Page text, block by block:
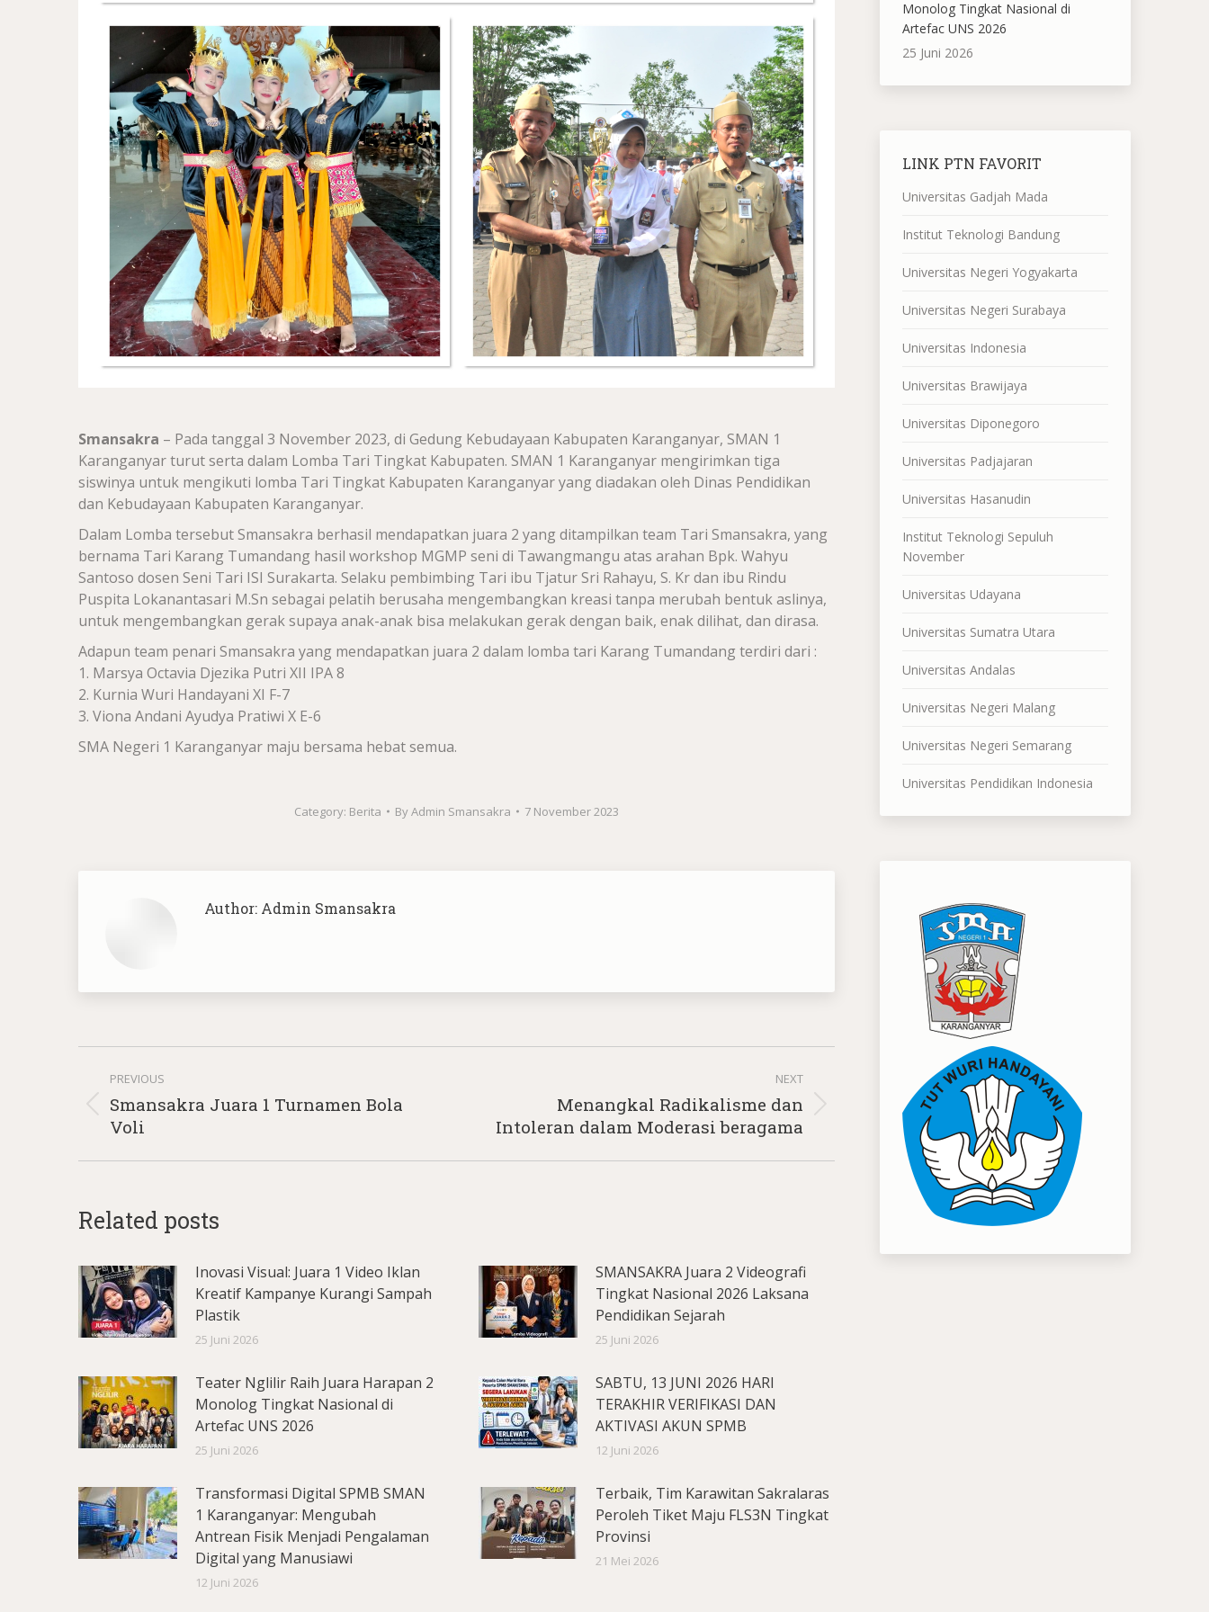
Smansakra – Pada tanggal 3 November 2023, di Gedung Kebudayaan Kabupaten Karanganyar, SMAN 1
Karanganyar turut serta dalam Lomba Tari Tingkat Kabupaten. SMAN 1 Karanganyar mengirimkan tiga
siswinya untuk mengikuti lomba Tari Tingkat Kabupaten Karanganyar yang diadakan oleh Dinas Pendidikan
dan Kebudayaan Kabupaten Karanganyar.
Dalam Lomba tersebut Smansakra berhasil mendapatkan juara 2 yang ditampilkan team Tari Smansakra, yang
bernama Tari Karang Tumandang hasil workshop MGMP seni di Tawangmangu atas arahan Bpk. Wahyu
Santoso dosen Seni Tari ISI Surakarta. Selaku pembimbing Tari ibu Tjatur Sri Rahayu, S. Kr dan ibu Rindu
Puspita Lokanantasari M.Sn sebagai pelatih berusaha mengembangkan kreasi tanpa merubah bentuk aslinya,
untuk mengembangkan gerak supaya anak-anak bisa melakukan gerak dengan baik, enak dilihat, dan dirasa.
Adapun team penari Smansakra yang mendapatkan juara 2 dalam lomba tari Karang Tumandang terdiri dari :
1. Marsya Octavia Djezika Putri XII IPA 8
2. Kurnia Wuri Handayani XI F-7
3. Viona Andani Ayudya Pratiwi X E-6
SMA Negeri 1 Karanganyar maju bersama hebat semua.
Category: Berita ByAdmin Smansakra 7 November 2023
Author: Admin Smansakra
navigation
PREVIOUS
Previous
post:
Smansakra Juara 1 Turnamen Bola
Voli
NEXT
post:
Menangkal Radikalisme dan
Intoleran dalam Moderasi beragama
Related posts
Inovasi Visual: Juara 1 Video Iklan
Kreatif Kampanye Kurangi Sampah
Plastik
25 Juni 2026
SMANSAKRA Juara 2 Videografi
Tingkat Nasional 2026 Laksana
Pendidikan Sejarah
25 Juni 2026
Teater Nglilir Raih Juara Harapan 2
Monolog Tingkat Nasional di
Artefac UNS 2026
25 Juni 2026
SABTU, 13 JUNI 2026 HARI
TERAKHIR VERIFIKASI DAN
AKTIVASI AKUN SPMB
12 Juni 2026
Transformasi Digital SPMB SMAN
1 Karanganyar: Mengubah
Antrean Fisik Menjadi Pengalaman
Digital yang Manusiawi
12 Juni 2026
Terbaik, Tim Karawitan Sakralaras
Peroleh Tiket Maju FLS3N Tingkat
Provinsi
21 Mei 2026
Monolog Tingkat Nasional di
Artefac UNS 2026
25 Juni 2026
LINK PTN FAVORIT
Universitas Gadjah Mada
Institut Teknologi Bandung
Universitas Negeri Yogyakarta
Universitas Negeri Surabaya
Universitas Indonesia
Universitas Brawijaya
Universitas Diponegoro
Universitas Padjajaran
Universitas Hasanudin
Institut Teknologi Sepuluh
November
Universitas Udayana
Universitas Sumatra Utara
Universitas Andalas
Universitas Negeri Malang
Universitas Negeri Semarang
Universitas Pendidikan Indonesia